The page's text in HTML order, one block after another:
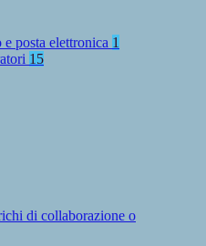
e posta elettronica 1
15
di collaborazione o